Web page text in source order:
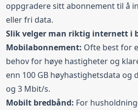
oppgradere sitt abonnement til å
eller fri data.
Slik velger man riktig internett i
Mobilabonnement: Ofte best for
behov for høye hastigheter og
enn 100 GB høyhastighetsdata
og 3 Mbit/s.
Mobilt bredbånd: For